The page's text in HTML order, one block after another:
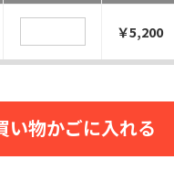
￥5,200
い物かごに入れる